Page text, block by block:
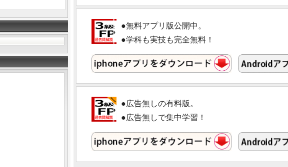
●無料アプリ版公開中。
●学科も実技も完全無料！
●広告無しの有料版。
●広告無しで集中学習！